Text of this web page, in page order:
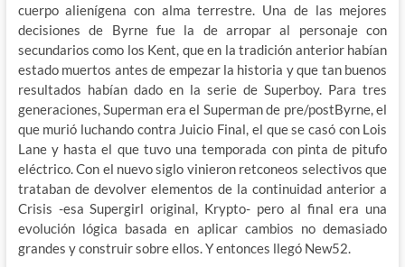
cuerpo alienígena con alma terrestre. Una de las mejores
decisiones de Byrne fue la de arropar al personaje con
secundarios como los Kent, que en la tradición anterior habían
estado muertos antes de empezar la historia y que tan buenos
resultados habían dado en la serie de Superboy. Para tres
generaciones, Superman era el Superman de pre/postByrne, el
que murió luchando contra Juicio Final, el que se casó con Lois
Lane y hasta el que tuvo una temporada con pinta de pitufo
eléctrico. Con el nuevo siglo vinieron retconeos selectivos que
trataban de devolver elementos de la continuidad anterior a
Crisis -esa Supergirl original, Krypto- pero al final era una
evolución lógica basada en aplicar cambios no demasiado
grandes y construir sobre ellos. Y entonces llegó New52.